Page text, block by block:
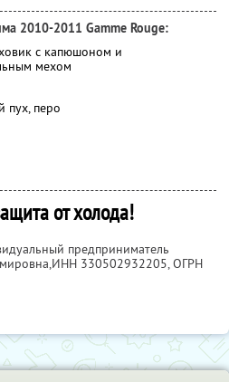
2010-2011 Gamme Rouge:
с капюшоном и
мехом
пух, перо
от холода!
предприниматель
ИНН 330502932205, ОГРН